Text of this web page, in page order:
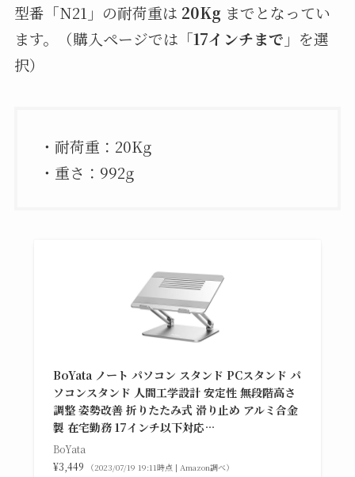
型番「N21」の耐荷重は 20Kg までとなってい
ます。（購入ページでは「17インチまで 」を選
択）
・耐荷重：20Kg
・重さ：992g
BoYata ノート パソコン スタンド PCスタンド パ
ソコンスタンド 人間工学設計 安定性 無段階高さ
調整 姿勢改善 折りたたみ式 滑り止め アルミ合金
製 在宅勤務 17インチ以下対応…
BoYata
¥3,449
（2023/07/19 19:11時点 | Amazon調べ）